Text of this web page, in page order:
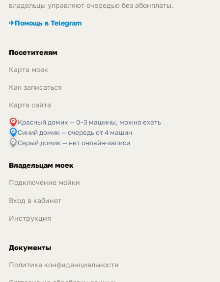
владельцы управляют очередью без абонплаты.
✈Помощь в Telegram
Посетителям
Карта моек
Как записаться
Карта сайта
Красный домик — 0–3 машины, можно ехать
Синий домик — очередь от 4 машин
Серый домик — нет онлайн-записи
Владельцам моек
Подключение мойки
Вход в кабинет
Инструкция
Документы
Политика конфиденциальности